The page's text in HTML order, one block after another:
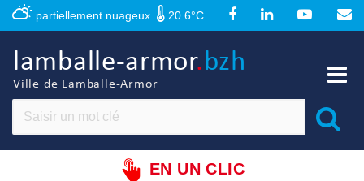
partiellement nuageux 20.6°C
lamballe-armor.bzh
Ville de Lamballe-Armor
EN UN CLIC
Panneau de gestion des cookies